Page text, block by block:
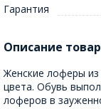
Гарантия
Описание
Женские лоферы
цвета. Обувь
лоферов в